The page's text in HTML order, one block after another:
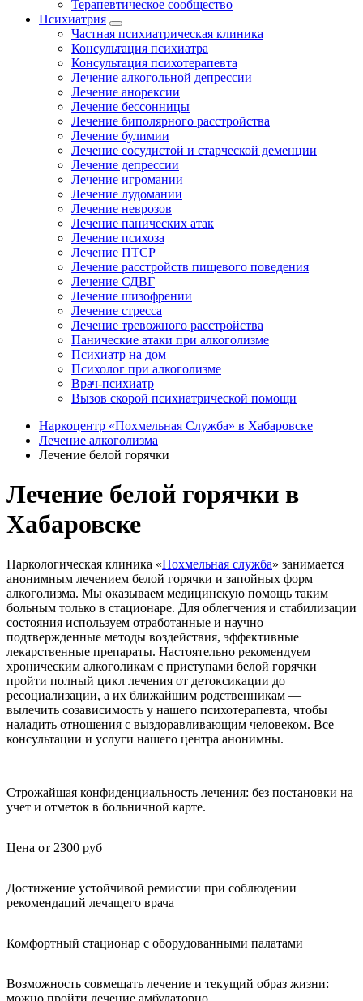
Терапевтическое сообщество
Психиатрия
Частная психиатрическая клиника
Консультация психиатра
Консультация психотерапевта
Лечение алкогольной депрессии
Лечение анорексии
Лечение бессонницы
Лечение биполярного расстройства
Лечение булимии
Лечение сосудистой и старческой деменции
Лечение депрессии
Лечение игромании
Лечение лудомании
Лечение неврозов
Лечение панических атак
Лечение психоза
Лечение ПТСР
Лечение расстройств пищевого поведения
Лечение СДВГ
Лечение шизофрении
Лечение стресса
Лечение тревожного расстройства
Панические атаки при алкоголизме
Психиатр на дом
Психолог при алкоголизме
Врач-психиатр
Вызов скорой психиатрической помощи
Наркоцентр «Похмельная Служба» в Хабаровске
Лечение алкоголизма
Лечение белой горячки
Лечение белой горячки в
Хабаровске
Наркологическая клиника «Похмельная служба» занимается
анонимным лечением белой горячки и запойных форм
алкоголизма. Мы оказываем медицинскую помощь таким
больным только в стационаре. Для облегчения и стабилизации
состояния используем отработанные и научно
подтвержденные методы воздействия, эффективные
лекарственные препараты. Настоятельно рекомендуем
хроническим алкоголикам с приступами белой горячки
пройти полный цикл лечения от детоксикации до
ресоциализации, а их ближайшим родственникам —
вылечить созависимость у нашего психотерапевта, чтобы
наладить отношения с выздоравливающим человеком. Все
консультации и услуги нашего центра анонимны.
Строжайшая конфиденциальность лечения: без постановки на
учет и отметок в больничной карте.
Цена от 2300 руб
Достижение устойчивой ремиссии при соблюдении
рекомендаций лечащего врача
Комфортный стационар с оборудованными палатами
Возможность совмещать лечение и текущий образ жизни:
можно пройти лечение амбулаторно